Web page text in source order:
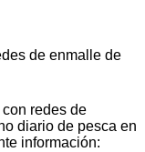
de enmalle de
redes de
diario de pesca en
información: